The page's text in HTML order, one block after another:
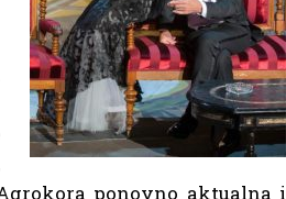
ponovno aktualna i